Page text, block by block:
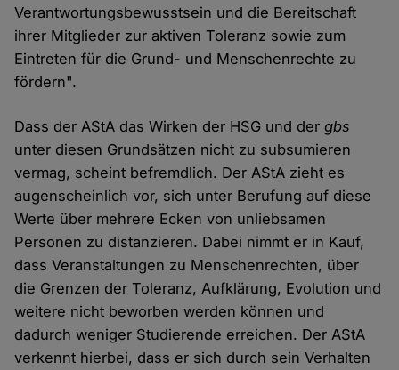
Verantwortungsbewusstsein und die Bereitschaft
ihrer Mitglieder zur aktiven Toleranz sowie zum
Eintreten für die Grund- und Menschenrechte zu
fördern".
Dass der AStA das Wirken der HSG und dergbs
unter diesen Grundsätzen nicht zu subsumieren
vermag, scheint befremdlich. Der AStA zieht es
augenscheinlich vor, sich unter Berufung auf diese
Werte über mehrere Ecken von unliebsamen
Personen zu distanzieren. Dabei nimmt er in Kauf,
dass Veranstaltungen zu Menschenrechten, über
die Grenzen der Toleranz, Aufklärung, Evolution und
weitere nicht beworben werden können und
dadurch weniger Studierende erreichen. Der AStA
verkennt hierbei, dass er sich durch sein Verhalten